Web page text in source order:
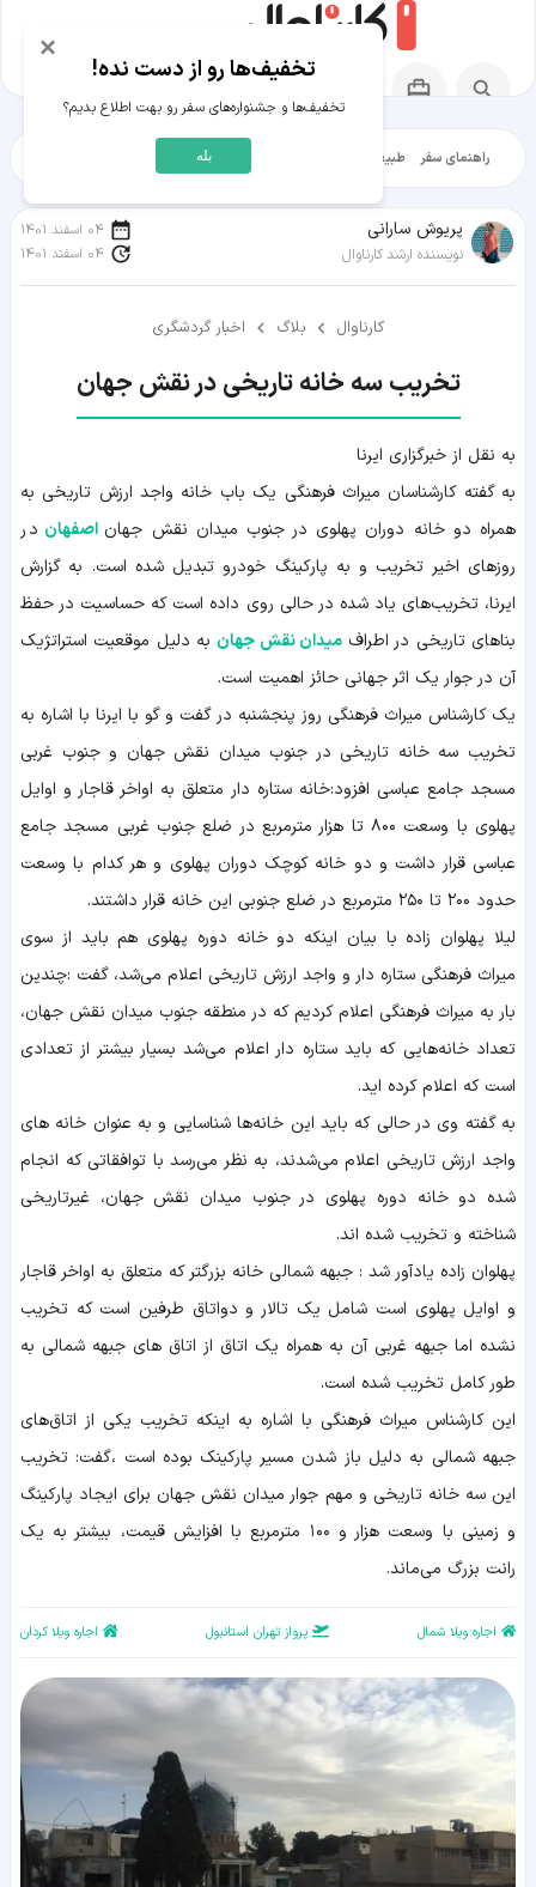
راهنمای سفر طبیعت‌گردی شهرگردی
پریوش سارانی
نویسنده ارشد کارناوال
04 اسفند 1401
04 اسفند 1401
کارناوال بلاگ اخبار گردشگری
تخریب سه خانه تاریخی در نقش جهان
به نقل از خبرگزاری ایرنا
به گفته کارشناسان میراث فرهنگی یک باب خانه واجد ارزش تاریخی به
همراه دو خانه دوران پهلوی در جنوب میدان نقش جهان اصفهان در
روزهای اخیر تخریب و به پارکینگ خودرو تبدیل شده است. به گزارش
ایرنا، تخریب‌های یاد شده در حالی روی داده است که حساسیت در حفظ
بناهای تاریخی در اطرافمیدان نقش جهان به دلیل موقعیت استراتژیک
آن در جوار یک اثر جهانی حائز اهمیت است.
یک کارشناس میراث فرهنگی روز پنجشنبه در گفت و گو با ایرنا با اشاره به
تخریب سه خانه تاریخی در جنوب میدان نقش جهان و جنوب غربی
مسجد جامع عباسی افزود:خانه ستاره دار متعلق به اواخر قاجار و اوایل
پهلوی با وسعت ۸۰۰ تا هزار مترمربع در ضلع جنوب غربی مسجد جامع
عباسی قرار داشت و دو خانه کوچک دوران پهلوی و هر کدام با وسعت
حدود ۲۰۰ تا ۲۵۰ مترمربع در ضلع جنوبی این خانه قرار داشتند.
لیلا پهلوان زاده با بیان اینکه دو خانه دوره پهلوی هم باید از سوی
میراث فرهنگی ستاره دار و واجد ارزش تاریخی اعلام می‌شد، گفت :چندین
بار به میراث فرهنگی اعلام کردیم که در منطقه جنوب میدان نقش جهان،
تعداد خانه‌هایی که باید ستاره دار اعلام می‌شد بسیار بیشتر از تعدادی
است که اعلام کرده اید.
به گفته وی در حالی که باید این خانه‌ها شناسایی و به عنوان خانه های
واجد ارزش تاریخی اعلام می‌شدند، به نظر می‌رسد با توافقاتی که انجام
شده دو خانه دوره پهلوی در جنوب میدان نقش جهان، غیرتاریخی
شناخته و تخریب شده اند.
پهلوان زاده یادآور شد : جبهه شمالی خانه بزرگتر که متعلق به اواخر قاجار
و اوایل پهلوی است شامل یک تالار و دواتاق طرفین است که تخریب
نشده اما جبهه غربی آن به همراه یک اتاق از اتاق های جبهه شمالی به
طور کامل تخریب شده است.
این کارشناس میراث فرهنگی با اشاره به اینکه تخریب یکی از اتاق‌های
جبهه شمالی به دلیل باز شدن مسیر پارکینک بوده است ،گفت: تخریب
این سه خانه تاریخی و مهم جوار میدان نقش جهان برای ایجاد پارکینگ
و زمینی با وسعت هزار و ۱۰۰ مترمربع با افزایش قیمت، بیشتر به یک
رانت بزرگ می‌ماند.
اجاره ویلا شمال پرواز تهران استانبول اجاره ویلا کردان
×
تخفیف‌ها رو از دست نده!
تخفیف‌ها و جشنواره‌های سفر رو بهت اطلاع بدیم؟
بله